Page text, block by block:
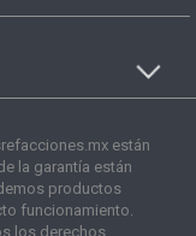
están
la garantía están
productos
funcionamiento.
los derechos